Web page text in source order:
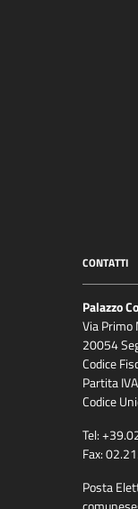
CONTATTI
Palazzo
Via Primo
20054
Codice
Partita
Codice
Tel:
Fax:
Posta